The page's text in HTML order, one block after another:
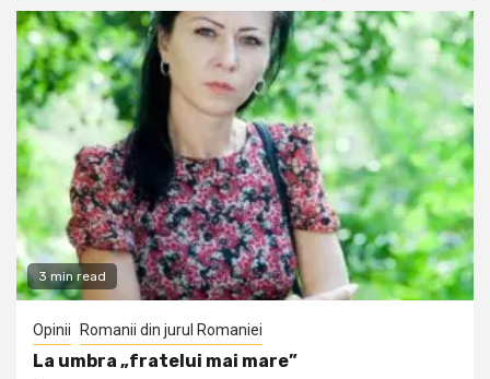
3 min read
Opinii Romanii din jurul Romaniei
La umbra „fratelui mai mare”